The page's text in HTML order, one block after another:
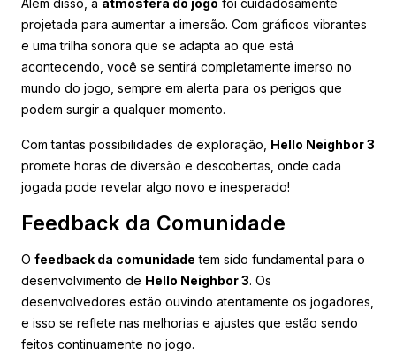
Além disso, a atmosfera do jogo foi cuidadosamente
projetada para aumentar a imersão. Com gráficos vibrantes
e uma trilha sonora que se adapta ao que está
acontecendo, você se sentirá completamente imerso no
mundo do jogo, sempre em alerta para os perigos que
podem surgir a qualquer momento.
Com tantas possibilidades de exploração, Hello Neighbor 3
promete horas de diversão e descobertas, onde cada
jogada pode revelar algo novo e inesperado!
Feedback da Comunidade
O feedback da comunidade tem sido fundamental para o
desenvolvimento de Hello Neighbor 3. Os
desenvolvedores estão ouvindo atentamente os jogadores,
e isso se reflete nas melhorias e ajustes que estão sendo
feitos continuamente no jogo.